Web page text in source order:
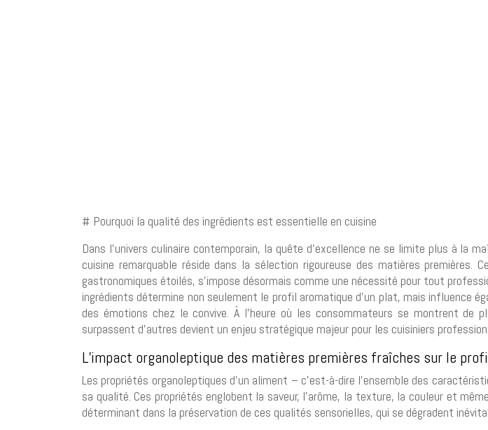
# Pourquoi la qualité des ingrédients est essentielle en cuisine
Dans l’univers culinaire contemporain, la quête d’excellence ne se limite plus à la
cuisine remarquable réside dans la sélection rigoureuse des matières premières.
gastronomiques étoilés, s’impose désormais comme une nécessité pour tout
ingrédients détermine non seulement le profil aromatique d’un plat, mais influence
des émotions chez le convive. À l’heure où les consommateurs se montrent de
surpassent d’autres devient un enjeu stratégique majeur pour les cuisiniers
L’impact organoleptique des matières premières fraîches sur le
Les propriétés organoleptiques d’un aliment – c’est-à-dire l’ensemble des
sa qualité. Ces propriétés englobent la saveur, l’arôme, la texture, la couleur et
déterminant dans la préservation de ces qualités sensorielles, qui se dégradent